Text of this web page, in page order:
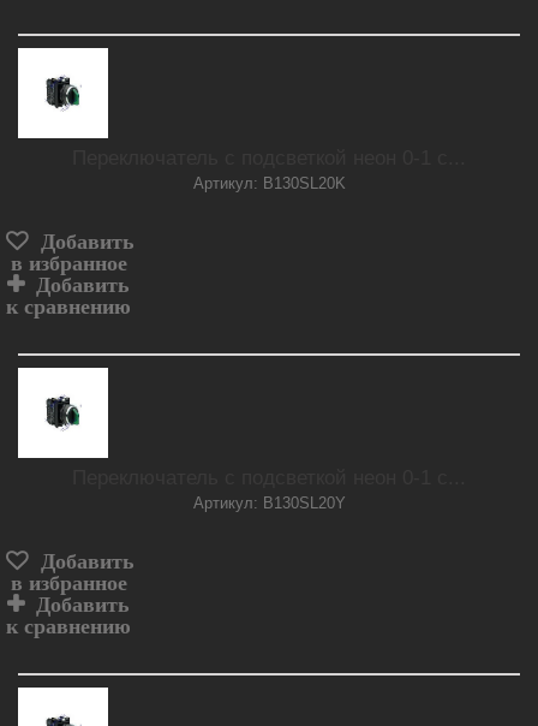
Артикул: B130SL20K
Добавить
в избранное
Добавить
к сравнению
Артикул: B130SL20Y
Добавить
в избранное
Добавить
к сравнению